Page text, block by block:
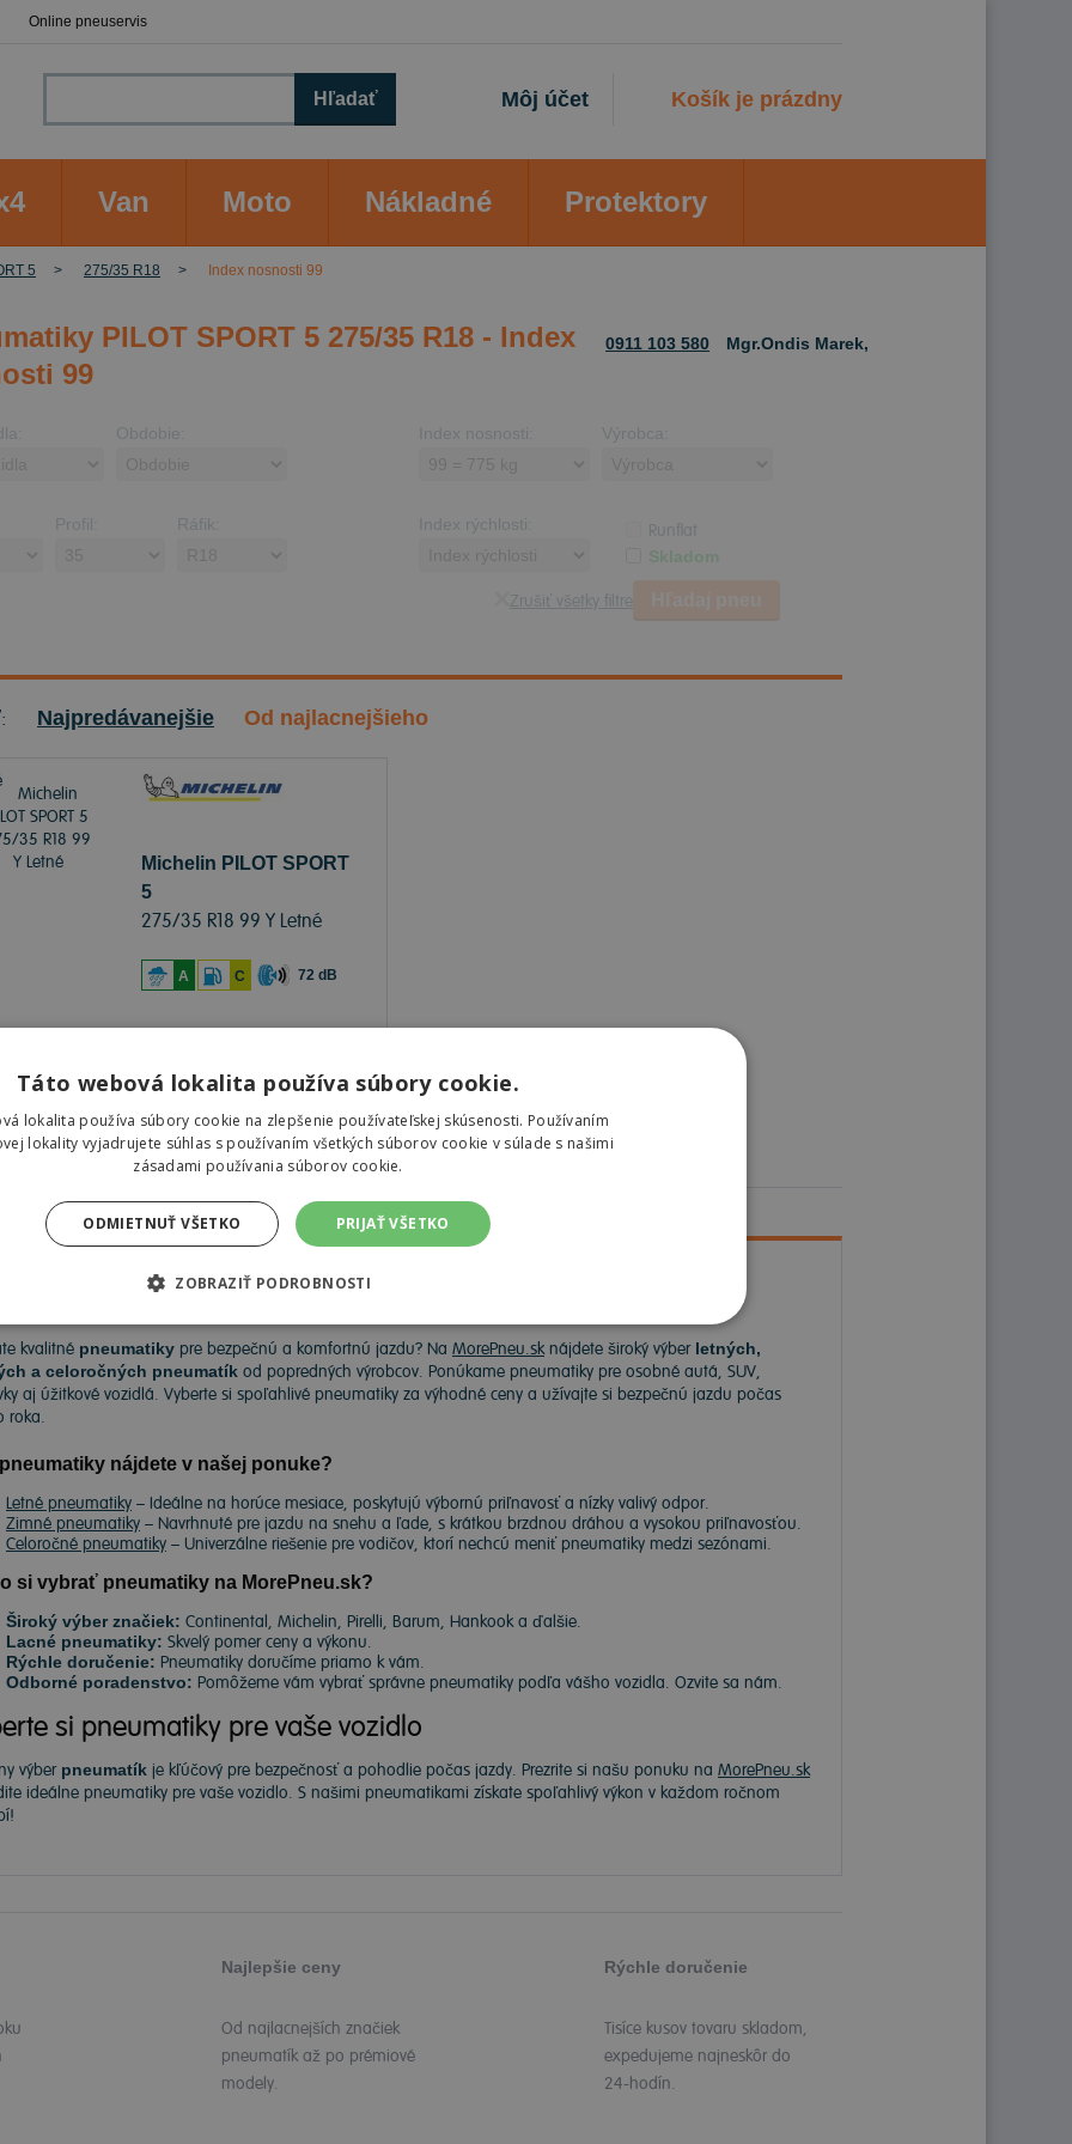
Online pneuservis
Košík je prázdny
Môj účet
Hľadať
Van Moto Nákladné Protektory
5 275/35 R18 Index nosnosti 99
PILOT SPORT 5 275/35 R18 - Index
99
0911 103 580 Mgr.Ondis Marek,
Obdobie: Index nosnosti: Výrobca:
Profil: Ráfik: Index rýchlosti: Runflat
Skladom
Zrušiť všetky filtre
Najpredávanejšie Od najlacnejšieho
Michelin PILOT SPORT
5
275/35 R18 99 Y Letné
A C 72 dB
€
kvalitné pneumatiky pre bezpečnú a komfortnú jazdu? Na MorePneu.sknájdete široký výber letných,
a celoročných pneumatík od popredných výrobcov. Ponúkame pneumatiky pre osobné autá, SUV,
aj úžitkové vozidlá. Vyberte si spoľahlivé pneumatiky za výhodné ceny a užívajte si bezpečnú jazdu počas
roka.
nájdete v našej ponuke?
Letné pneumatiky – Ideálne na horúce mesiace, poskytujú výbornú priľnavosť a nízky valivý odpor.
Zimné pneumatiky – Navrhnuté pre jazdu na snehu a ľade, s krátkou brzdnou dráhou a vysokou priľnavosťou.
Celoročné pneumatiky – Univerzálne riešenie pre vodičov, ktorí nechcú meniť pneumatiky medzi sezónami.
si vybrať pneumatiky na MorePneu.sk?
Široký výber značiek: Continental, Michelin, Pirelli, Barum, Hankook a ďalšie.
Lacné pneumatiky: Skvelý pomer ceny a výkonu.
Rýchle doručenie: Pneumatiky doručíme priamo k vám.
Odborné poradenstvo: Pomôžeme vám vybrať správne pneumatiky podľa vášho vozidla. Ozvite sa nám.
si pneumatiky pre vaše vozidlo
výber pneumatík je kľúčový pre bezpečnosť a pohodlie počas jazdy. Prezrite si našu ponuku na MorePneu.sk
ideálne pneumatiky pre vaše vozidlo. S našimi pneumatikami získate spoľahlivý výkon v každom ročnom
Najlepšie ceny
Od najlacnejších značiek
pneumatík až po prémiové
modely.
Rýchle doručenie
Tisíce kusov tovaru skladom,
expedujeme najneskôr do
24-hodín.
Táto webová lokalita používa súbory cookie.
lokalita používa súbory cookie na zlepšenie používateľskej skúsenosti. Používaním
lokality vyjadrujete súhlas s používaním všetkých súborov cookie v súlade s našimi
zásadami používania súborov cookie.
PRIJAŤ VŠETKO
ODMIETNUŤ VŠETKO
ZOBRAZIŤ PODROBNOSTI